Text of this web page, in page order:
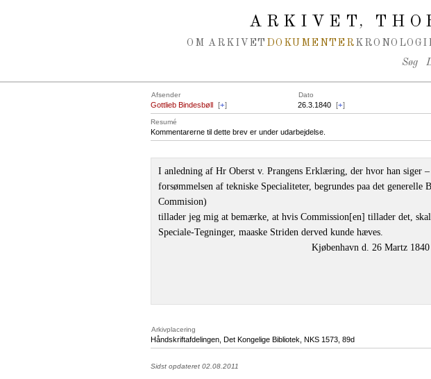
ARKIVET,
OM ARKIVET DOKUMENTER KRONOLOGI
Søg
Afsender Dato
Gottlieb Bindesbøll [+] 26.3.1840 [+]
Resumé
Kommentarerne til dette brev er under udarbejdelse.
I anledning af Hr Oberst v. Prangens Erklæring, der hvor han siger
forsømmelsen af tekniske Specialiteter, begrundes paa det
Commision)
tillader jeg mig at bemærke, at hvis Commission[en] tillader det,
Speciale-Tegninger, maaske Striden derved kunde hæves.
Kjøbenhavn d. 26 Martz 1840
Arkivplacering
Håndskriftafdelingen, Det Kongelige Bibliotek, NKS 1573 , 89d
Sidst opdateret 02.08.2011